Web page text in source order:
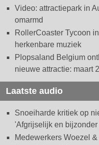
Video: attractiepark in
omarmd
RollerCoaster Tycoon
herkenbare muziek
Plopsaland Belgium
nieuwe attractie: maart
Laatste audio
Snoeiharde kritiek op
'Afgrijselijk en
Medewerkers Woezel